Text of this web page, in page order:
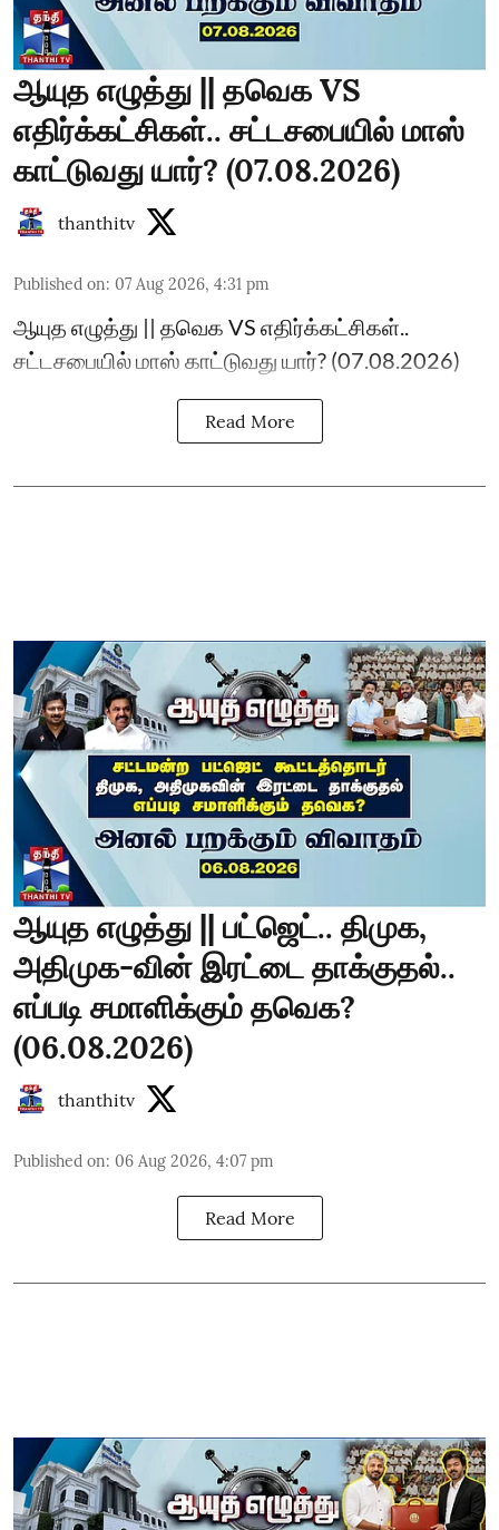
ஆயுத எழுத்து || தவெக VS
எதிர்க்கட்சிகள்.. சட்டசபையில் மாஸ்
காட்டுவது யார்? (07.08.2026)
thanthitv
Published on: 07 Aug 2026, 4:31 pm
ஆயுத எழுத்து || தவெக VS எதிர்க்கட்சிகள்..
சட்டசபையில் மாஸ் காட்டுவது யார்? (07.08.2026)
Read More
ஆயுத எழுத்து || பட்ஜெட்.. திமுக,
அதிமுக-வின் இரட்டை தாக்குதல்..
எப்படி சமாளிக்கும் தவெக?
(06.08.2026)
thanthitv
Published on: 06 Aug 2026, 4:07 pm
Read More